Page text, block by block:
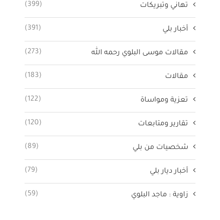
تهاني وتبريكات (399)
أخبار بلي (391)
مقالات موسى البلوي رحمه الله (273)
مقالات (183)
تعزية ومواساة (122)
تقارير ومتابعات (120)
شخصيات من بلي (89)
أخبار ديار بلي (79)
زاوية : ماجد البلوي (59)